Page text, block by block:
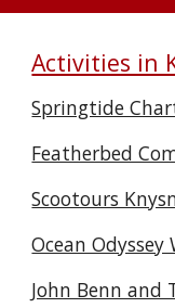
Activities in
Springtide
Featherbed
Scootours
Ocean
John Benn and